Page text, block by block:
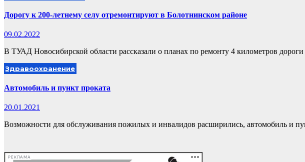
Дорогу к 200-летнему селу отремонтируют в Болотнинском районе
09.02.2022
В ТУАД Новосибирской области рассказали о планах по ремонту 4 километров
Здравоохранение
Автомобиль и пункт проката
20.01.2021
Возможности для обслуживания пожилых и инвалидов расширились, автомобиль и
РЕКЛАМА